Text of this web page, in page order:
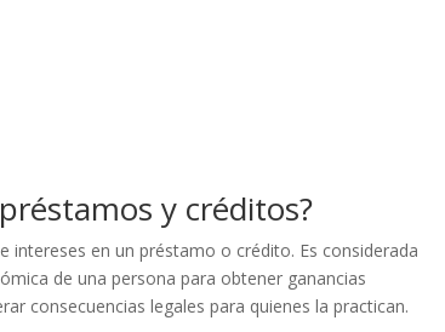
y créditos?
intereses en un préstamo o crédito. Es considerada
de una persona para obtener ganancias
consecuencias legales para quienes la practican.